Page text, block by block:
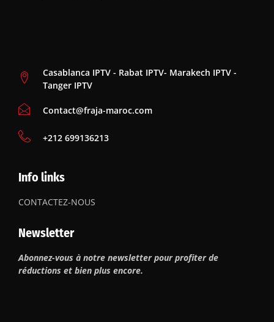
Casablanca IPTV - Rabat IPTV- Marakech IPTV -
Tanger IPTV
Contact@fraja-maroc.com
‪+212 699136213
Info links
CONTACTEZ-NOUS
Newsletter
Abonnez-vous à notre newsletter pour profiter de
réductions et bien plus encore.